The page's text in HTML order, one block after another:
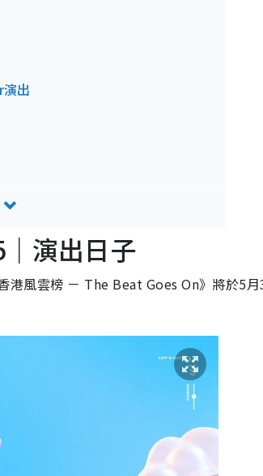
出
演出日子
港風雲榜 － The Beat Goes On》將於5